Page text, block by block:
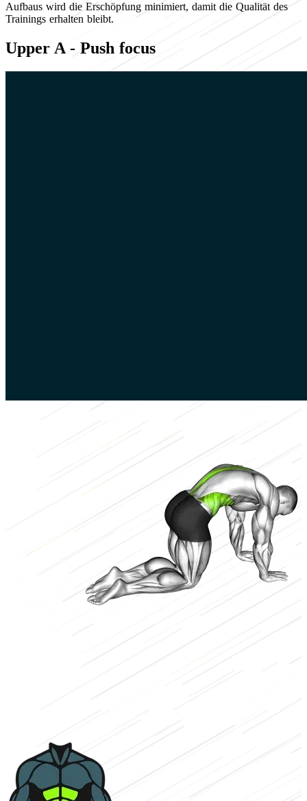
Aufbaus wird die Erschöpfung minimiert, damit die Qualität des
Trainings erhalten bleibt.
Upper A - Push focus